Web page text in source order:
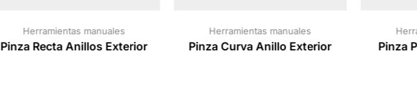
Herramientas manuales
Pinza Recta Anillos Exterior
Herramientas manuales
Pinza Curva Anillo Exterior Pinza